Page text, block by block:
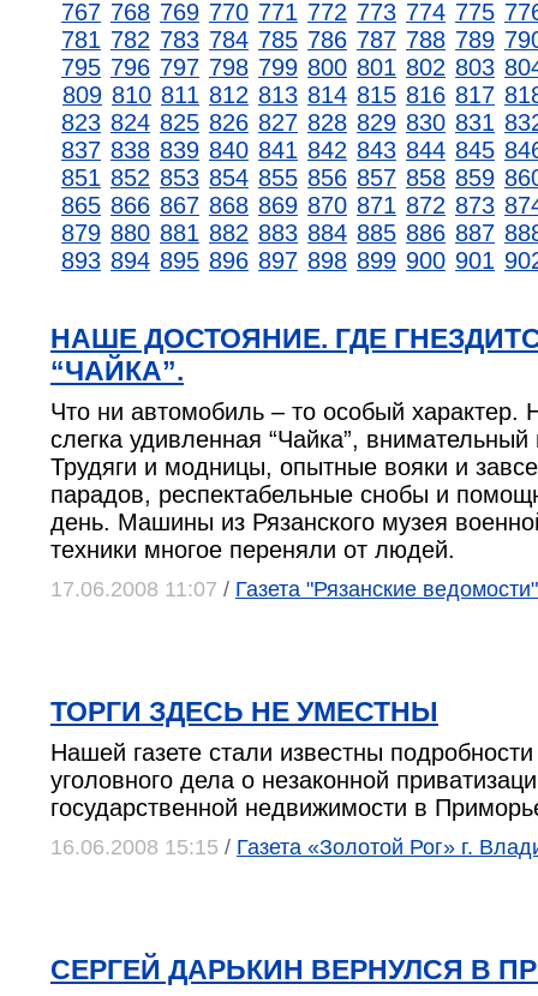
767 768 769 770 771 772 773 774 775
781 782 783 784 785 786 787 788 789
795 796 797 798 799 800 801 802 803
809 810 811 812 813 814 815 816 817
823 824 825 826 827 828 829 830 831
837 838 839 840 841 842 843 844 845
851 852 853 854 855 856 857 858 859
865 866 867 868 869 870 871 872 873
879 880 881 882 883 884 885 886 887
893 894 895 896 897 898 899 900 901
НАШЕ ДОСТОЯНИЕ. ГДЕ
“ЧАЙКА”.
Что ни автомобиль – то особый характер.
слегка удивленная “Чайка”,
Трудяги и модницы, опытные вояки и
парадов, респектабельные снобы и
день. Машины из Рязанского музея
техники многое переняли от людей.
17.06.2008 11:07 / Газета "Рязанские ведомости"
ТОРГИ ЗДЕСЬ НЕ УМЕСТНЫ
Нашей газете стали известны подробности
уголовного дела о незаконной
государственной недвижимости в
16.06.2008 15:15 / Газета «Золотой Рог» г.
СЕРГЕЙ ДАРЬКИН ВЕРНУЛСЯ В